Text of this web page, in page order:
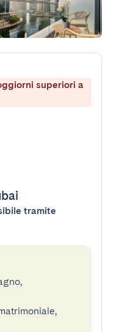
superiori a
tramite